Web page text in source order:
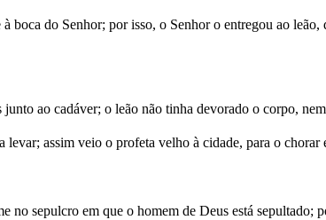
do Senhor; por isso, o Senhor o entregou ao leão,
ao cadáver; o leão não tinha devorado o corpo,
assim veio o profeta velho à cidade, para o chorar
sepulcro em que o homem de Deus está sepultado;